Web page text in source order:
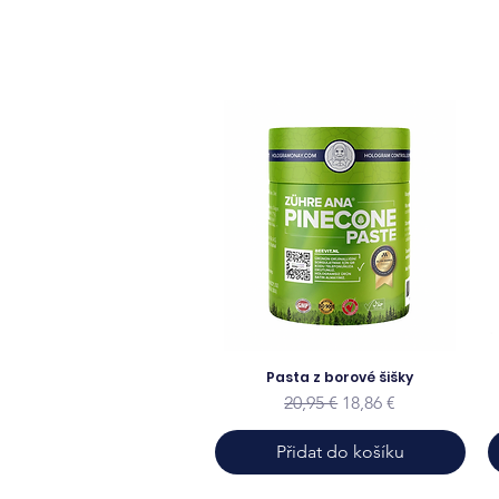
Pasta z borové šišky
Běžná cena
20,95 € Zvýhodněná cena
18,86 €
Přidat do košíku